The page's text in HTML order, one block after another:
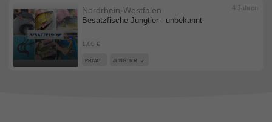
Besatzfische Jungtier - unbekannt
Nordrhein-Westfalen
1,00 €
4 Jahren
PRIVAT JUNGTIER